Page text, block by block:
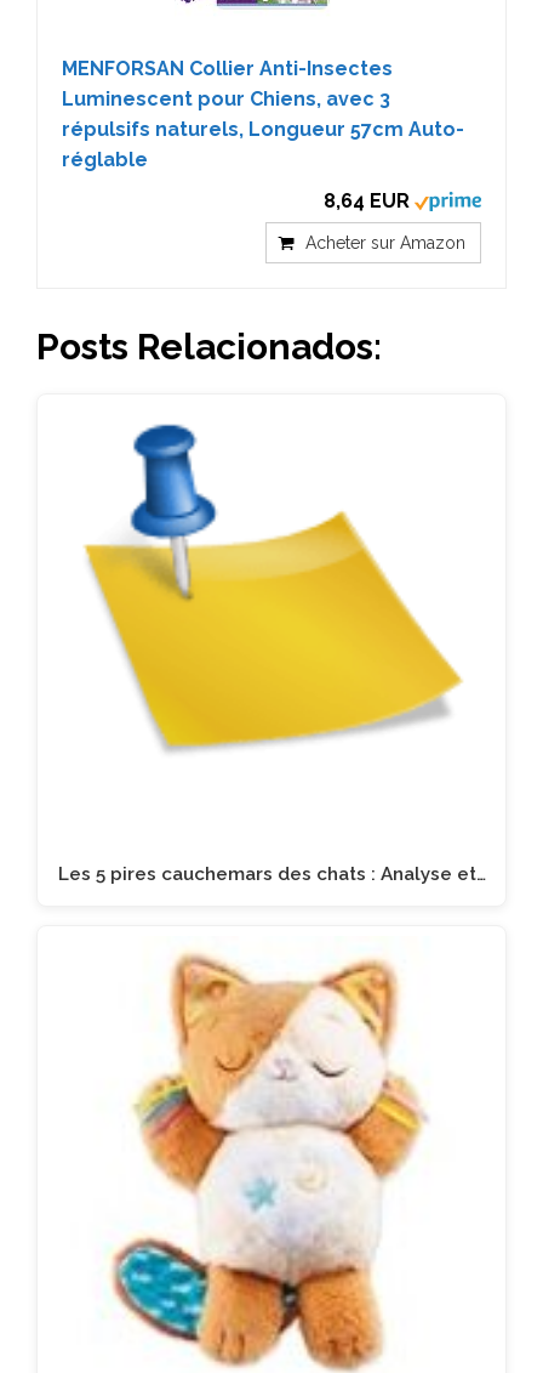
MENFORSAN Collier Anti-Insectes
Luminescent pour Chiens, avec 3
répulsifs naturels, Longueur 57cm Auto-
réglable
8,64 EUR
Acheter sur Amazon
Posts Relacionados:
Les 5 pires cauchemars des chats : Analyse et…